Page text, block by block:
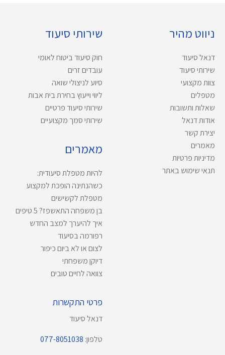
ניווט מהיר
דנאל סיעוד
שירותי סיעוד
צוות מקצועי
מטפלים
שאלות ותשובות
אודות דנאל
יצירת קשר
מאמרים
מדיניות פרטיות
תנאי שימוש באתר
שירותי סיעוד
חוק סיעוד ביטוח לאומי
עובדים זרים
סיוע לניצולי שואה
ליווי וייעוץ בחירת בית אבות
שירותי סיעוד פרטיים
שירותי סמך מקצועיים
מאמרים
להיות מטפלת סיעודית:
כשהנתינה הופכת למקצוע
מטפלת לקשישים
בן משפחה התאשפז? 5 טיפים
איך להיערך למצב החדש
רפורמה בסיעוד
לצום או לא ביום כיפור
דיוקן משפחתי
צוואה לחיים טובים
פרטי התקשרות
דנאל סיעוד
טלפון: 077-8051038